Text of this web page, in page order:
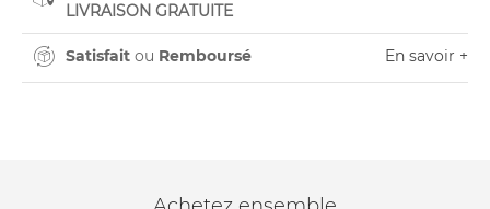
LIVRAISON GRATUITE
Satisfait ou Remboursé En savoir +